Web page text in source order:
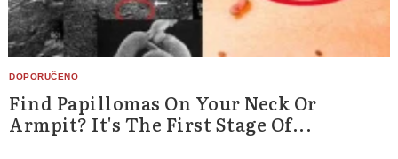
Find Papillomas On Your Neck Or
Armpit? It's The First Stage Of...